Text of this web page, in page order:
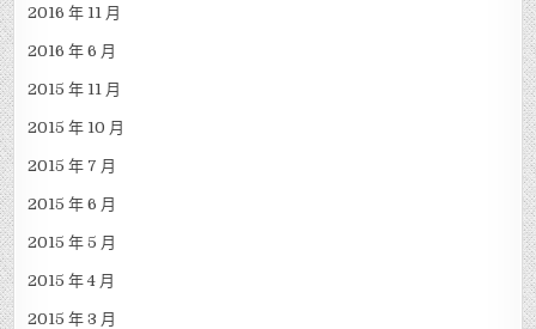
2016 年 11 月
2016 年 6 月
2015 年 11 月
2015 年 10 月
2015 年 7 月
2015 年 6 月
2015 年 5 月
2015 年 4 月
2015 年 3 月